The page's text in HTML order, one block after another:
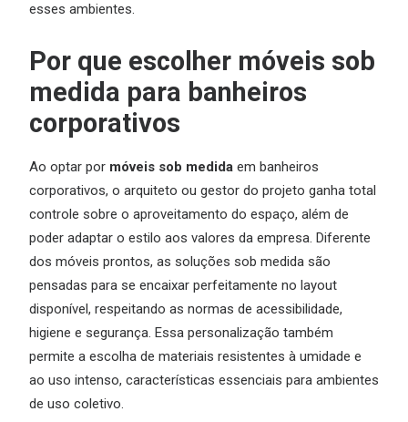
esses ambientes.
Por que escolher móveis sob
medida para banheiros
corporativos
Ao optar por móveis sob medida em banheiros
corporativos, o arquiteto ou gestor do projeto ganha total
controle sobre o aproveitamento do espaço, além de
poder adaptar o estilo aos valores da empresa. Diferente
dos móveis prontos, as soluções sob medida são
pensadas para se encaixar perfeitamente no layout
disponível, respeitando as normas de acessibilidade,
higiene e segurança. Essa personalização também
permite a escolha de materiais resistentes à umidade e
ao uso intenso, características essenciais para ambientes
de uso coletivo.